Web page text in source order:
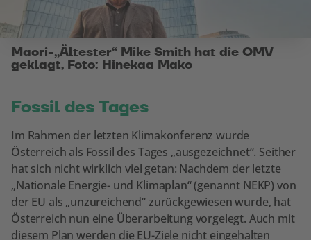
Maori-„Ältester“ Mike Smith hat die OMV
geklagt, Foto: Hinekaa Mako
Fossil des Tages
Im Rahmen der letzten Klimakonferenz wurde
Österreich als Fossil des Tages „ausgezeichnet“. Seither
hat sich nicht wirklich viel getan: Nachdem der letzte
„Nationale Energie- und Klimaplan“ (genannt NEKP) von
der EU als „unzureichend“ zurückgewiesen wurde, hat
Österreich nun eine Überarbeitung vorgelegt. Auch mit
diesem Plan werden die EU-Ziele nicht eingehalten